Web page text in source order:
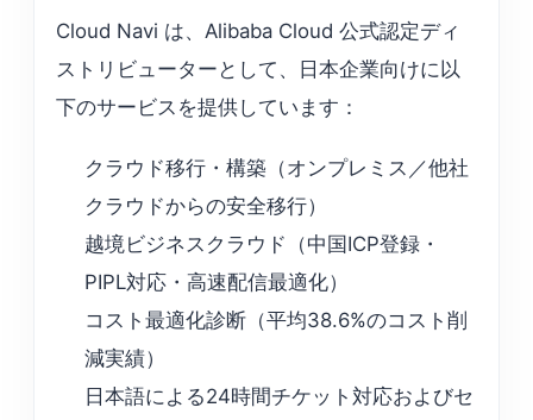
Cloud Navi は、Alibaba Cloud 公式認定ディ
ストリビューターとして、日本企業向けに以
下のサービスを提供しています：
クラウド移行・構築（オンプレミス／他社
クラウドからの安全移行）
越境ビジネスクラウド（中国ICP登録・
PIPL対応・高速配信最適化）
コスト最適化診断（平均38.6%のコスト削
減実績）
日本語による24時間チケット対応およびセ